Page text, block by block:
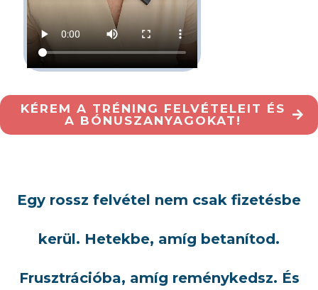
KÉREM A TRÉNING FELVÉTELEIT ÉS
A BÓNUSZANYAGOKAT!
Egy rossz felvétel nem csak fizetésbe
kerül. Hetekbe, amíg betanítod.
Frusztrációba, amíg reménykedsz. És